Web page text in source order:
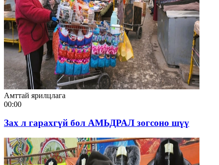
Амттай ярилцлага
00:00
Зах л гарахгүй бол АМЬДРАЛ зогсоно шүү